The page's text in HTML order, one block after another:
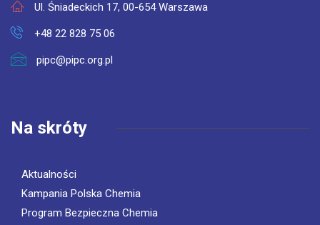
Ul. Śniadeckich 17, 00-654 Warszawa
+48 22 828 75 06
pipc@pipc.org.pl
Na skróty
Aktualności
Kampania Polska Chemia
Program Bezpieczna Chemia